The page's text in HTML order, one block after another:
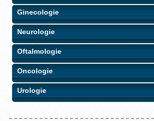
Ginecologie
Neurologie
Oftalmologie
Oncologie
Urologie